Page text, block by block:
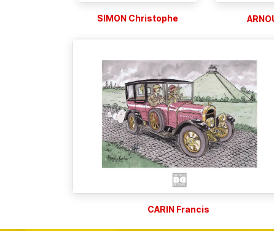
SIMON Christophe
CARIN Francis